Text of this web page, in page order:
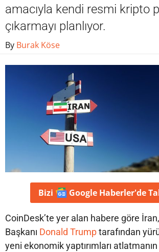
amacıyla kendi resmi kripto
çıkarmayı planlıyor.
By Burak Köse
Bizi Google Haberler'de
CoinDesk’te yer alan habere göre
Başkanı Donald Trumptarafından
yeni ekonomik yaptırımları